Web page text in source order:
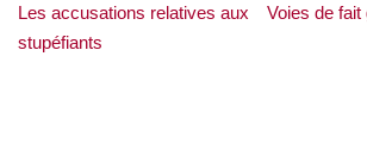
Les accusations relatives aux
stupéfiants
Voies de fait